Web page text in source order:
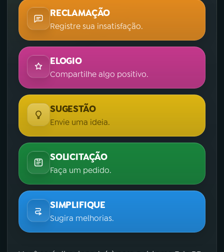
RECLAMAÇÃO
Registre sua insatisfação.
ELOGIO
Compartilhe algo positivo.
SUGESTÃO
Envie uma ideia.
SOLICITAÇÃO
Faça um pedido.
SIMPLIFIQUE
Sugira melhorias.